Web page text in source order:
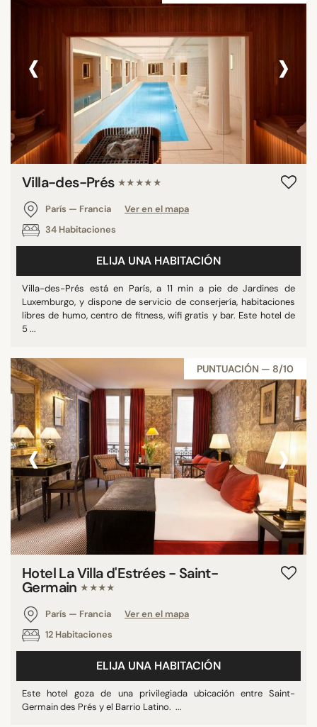
‹ ›
Villa-des-Prés ★★★★★
París — Francia
Ver en el mapa
34 Habitaciones
ELIJA UNA HABITACIÓN
Villa-des-Prés está en París, a 11 min a pie de Jardines de
Luxemburgo, y dispone de servicio de conserjería, habitaciones
libres de humo, centro de fitness, wifi gratis y bar. Este hotel de
5 ...
PUNTUACIÓN — 8/10
‹ ›
Hotel La Villa d'Estrées - Saint-
Germain ★★★★
París — Francia
Ver en el mapa
12 Habitaciones
ELIJA UNA HABITACIÓN
Este hotel goza de una privilegiada ubicación entre Saint-
Germain des Prés y el Barrio Latino. ...